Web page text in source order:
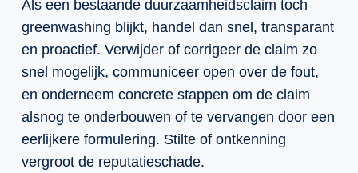
Als een bestaande duurzaamheidsclaim toch
greenwashing blijkt, handel dan snel, transparant
en proactief. Verwijder of corrigeer de claim zo
snel mogelijk, communiceer open over de fout,
en onderneem concrete stappen om de claim
alsnog te onderbouwen of te vervangen door een
eerlijkere formulering. Stilte of ontkenning
vergroot de reputatieschade.